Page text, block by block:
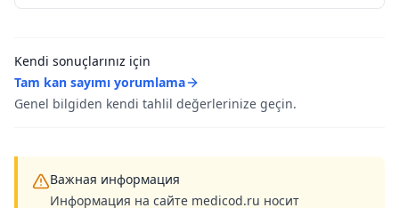
Kendi sonuçlarınız için
Tam kan sayımı yorumlama
Genel bilgiden kendi tahlil değerlerinize geçin.
Важная информация
Информация на сайте medicod.ru носит